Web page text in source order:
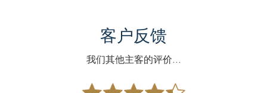
客户反馈
我们其他主客的评价...